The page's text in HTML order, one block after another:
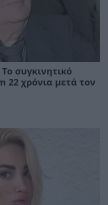
συγκινητικό
22 χρόνια μετά τον